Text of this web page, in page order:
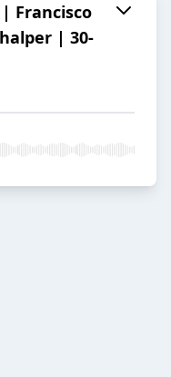
Francisco
| 30-